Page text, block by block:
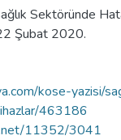
Sektöründe
Şubat 2020.
kose-yazisi/
463186
11352/3041